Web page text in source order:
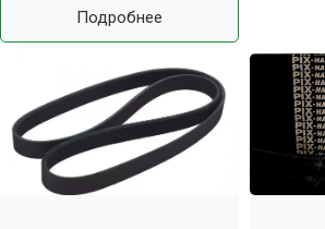
Подробнее